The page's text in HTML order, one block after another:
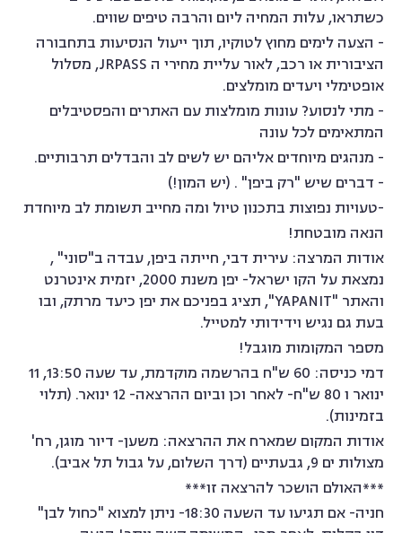
כשתראו, עלות המחיה ליום והרבה טיפים שווים.
- הצעה לימים מחוץ לטוקיו, תוך ייעול הנסיעות בתחבורה
הציבורית או רכב, לאור עליית מחירי ה JRPASS, מסלול
אופטימלי ויעדים מומלצים.
- מתי לנסוע? עונות מומלצות עם האתרים והפסטיבלים
המתאימים לכל עונה
- מנהגים מיוחדים אליהם יש לשים לב והבדלים תרבותיים.
- דברים שיש "רק ביפן" . (יש המון!)
-טעויות נפוצות בתכנון טיול ומה מחייב תשומת לב מיוחדת
הנאה מובטחת!
אודות המרצה: עירית דבי, חייתה ביפן, עבדה ב"סוני" ,
נמצאת על הקו ישראל- יפן משנת 2000, יזמית אינטרנט
והאתר "YAPANIT", תציג בפניכם את יפן כיעד מרתק, ובו
בעת גם נגיש וידידותי למטייל.
מספר המקומות מוגבל!
דמי כניסה: 60 ש"ח בהרשמה מוקדמת, עד שעה 13:50, 11
ינואר ו 80 ש"ח- לאחר וכן וביום ההרצאה- 12 ינואר. (תלוי
בזמינות).
אודות המקום שמארח את ההרצאה: משען- דיור מוגן, רח'
מצולות ים 9, גבעתיים (דרך השלום, על גבול תל אביב).
***האולם הושכר להרצאה זו***
חניה- אם תגיעו עד השעה 18:30- ניתן למצוא "כחול לבן"